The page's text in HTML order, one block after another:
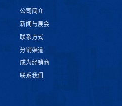
公司简介
新闻与展会
联系方式
分销渠道
成为经销商
联系我们